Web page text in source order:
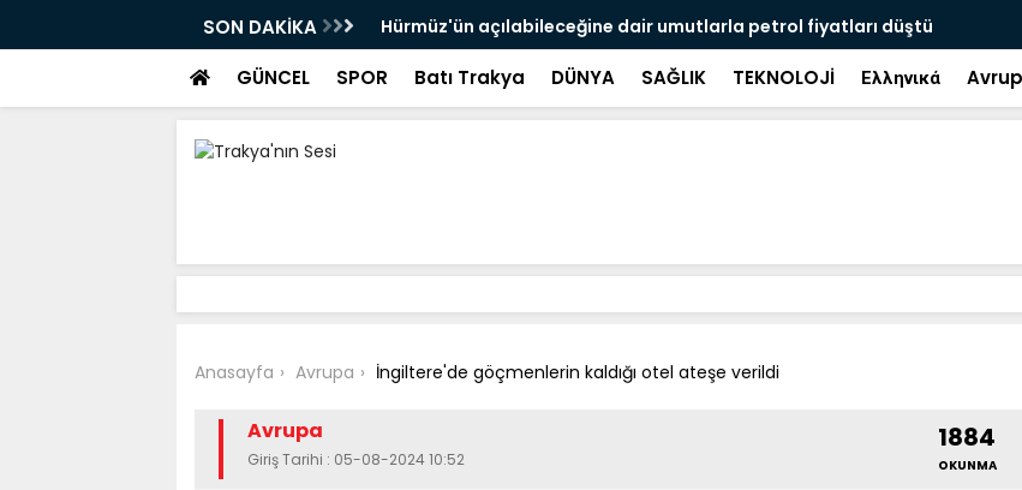
SON DAKİKA
dair umutlarla petrol fiyatları düştü İran ve Umman Hürmüz Boğazı anlaşması hazırlığında
GÜNCEL SPOR Batı Trakya DÜNYA SAĞLIK TEKNOLOJİ Ελληνικά
Anasayfa Avrupa İngiltere'de göçmenlerin kaldığı otel ateşe verildi
Avrupa
Giriş Tarihi : 05-08-2024 10:52
1884
OKUNMA